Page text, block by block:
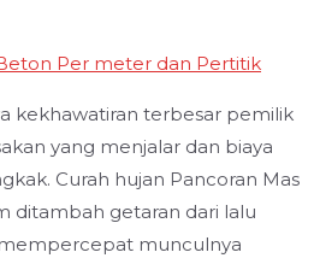
kekhawatiran terbesar pemilik
yang menjalar dan biaya
Curah hujan Pancoran Mas
ditambah getaran dari lalu
munculnya